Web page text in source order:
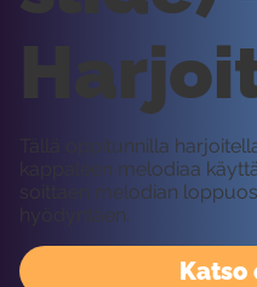
Tällä oppitunnilla
kappaleen melodiaa
soittaen melodian
hyödyntäen.